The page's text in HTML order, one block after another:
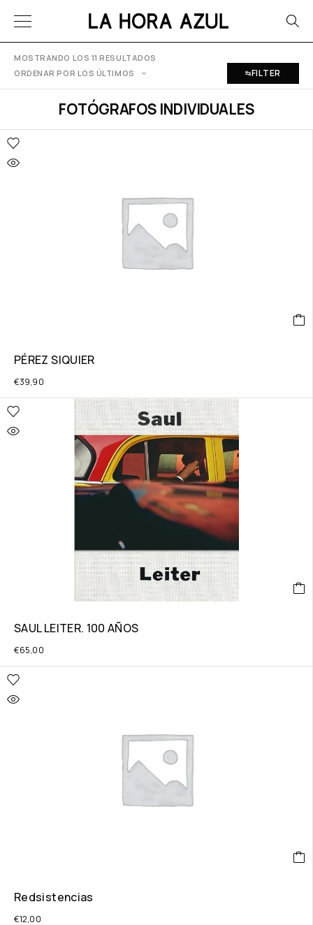
MOSTRANDO LOS 11 RESULTADOS
ORDENAR POR LOS ÚLTIMOS
FILTER
FOTÓGRAFOS INDIVIDUALES
PÉREZ SIQUIER
€39,90
SAUL LEITER. 100 AÑOS
€65,00
Redsistencias
€12,00